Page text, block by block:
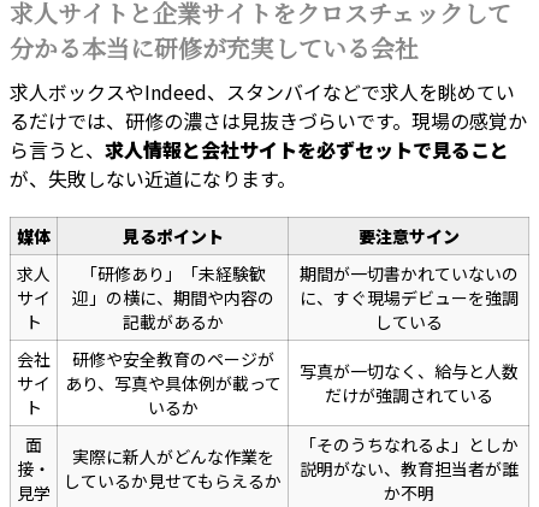
求人サイトと企業サイトをクロスチェックして
分かる本当に研修が充実している会社
求人ボックスやIndeed、スタンバイなどで求人を眺めてい
るだけでは、研修の濃さは見抜きづらいです。現場の感覚か
ら言うと、 求人情報と会社サイトを必ずセットで見ること
が、失敗しない近道になります。
媒体 見るポイント
要注意サイン
求人
サイ
ト
「研修あり」「未経験歓
迎」の横に、期間や内容の
記載があるか
期間が一切書かれていないの
に、すぐ現場デビューを強調
している
会社
サイ
ト
研修や安全教育のページが
あり、写真や具体例が載って
いるか
写真が一切なく、給与と人数
だけが強調されている
面
接・
見学
実際に新人がどんな作業を
しているか見せてもらえるか
「そのうちなれるよ」としか
説明がない、教育担当者が誰
か不明